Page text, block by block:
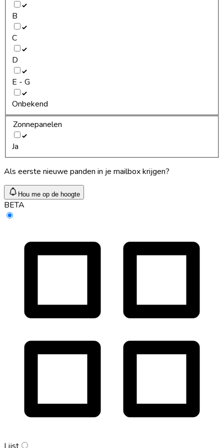
B
C
D
E - G
Onbekend
Zonnepanelen
Ja
Als eerste nieuwe panden in je mailbox krijgen?
Hou me op de hoogte
BETA